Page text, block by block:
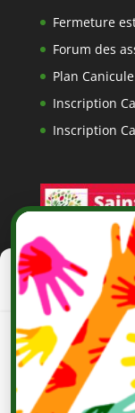
Pour offrir les
telles que les cookies
appareils. Le fait de
traiter des données
uniques sur ce site.
Fermeture
Forum des
Plan Canicule
Inscription
Inscription